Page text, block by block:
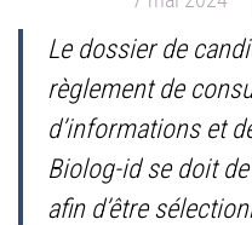
Le dossier de
règlement de
d’informations et
Biolog-id se doit
afin d’être